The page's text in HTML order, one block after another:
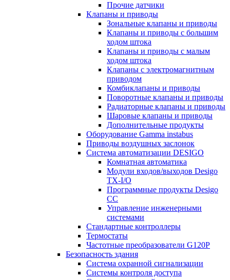
Прочие датчики
Клапаны и приводы
Зональные клапаны и приводы
Клапаны и приводы с большим
ходом штока
Клапаны и приводы с малым
ходом штока
Клапаны с электромагнитным
приводом
Комбиклапаны и приводы
Поворотные клапаны и приводы
Радиаторные клапаны и приводы
Шаровые клапаны и приводы
Дополнительные продукты
Оборудование Gamma instabus
Приводы воздушных заслонок
Система автоматизации DESIGO
Комнатная автоматика
Модули входов/выходов Desigo
TX-I/O
Программные продукты Desigo
CC
Управление инженерными
системами
Стандартные контроллеры
Термостаты
Частотные преобразователи G120P
Безопасность здания
Система охранной сигнализации
Системы контроля доступа